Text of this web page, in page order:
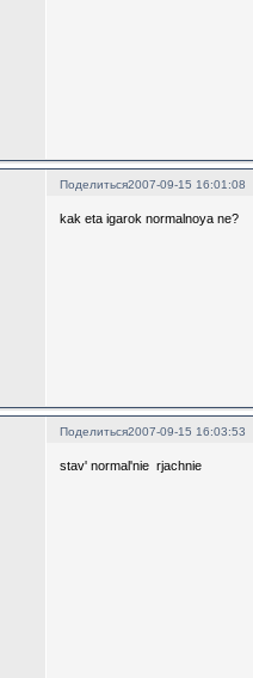
Поделиться2007-09-15 16:01:08
kak eta igarok normalnoya ne?
Поделиться2007-09-15 16:03:53
stav' normal'nie rjachnie